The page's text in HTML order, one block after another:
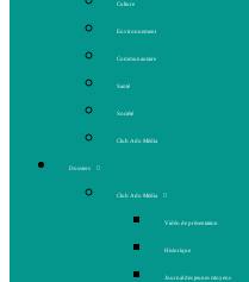
Culture
Environnement
Communautaire
Santé
Société
Club Ado Média
Dossiers
Club Ado Média
Vidéo de présentation
Historique
Journal des jeunes citoyens